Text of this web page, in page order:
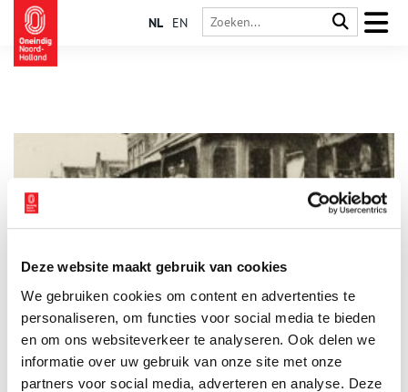
Deze website maakt gebruik van cookies
We gebruiken cookies om content en advertenties te
personaliseren, om functies voor social media te bieden
en om ons websiteverkeer te analyseren. Ook delen we
informatie over uw gebruik van onze site met onze
partners voor social media, adverteren en analyse. Deze
NL EN
Als op 15 juli 1895 een stoomtram tussen Amsterdam,
Purmerend en Alkmaar gaat rijden, is dat een grote
verbetering voor de bereikbaarheid van Waterland en de
Beemster. Maar de tram laat óók een verwoestend spoor van
gewonden en doden achter.